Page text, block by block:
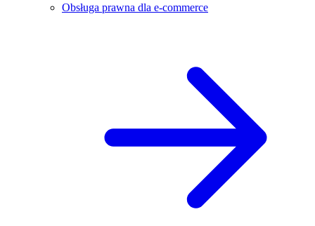
Obsługa prawna dla e-commerce